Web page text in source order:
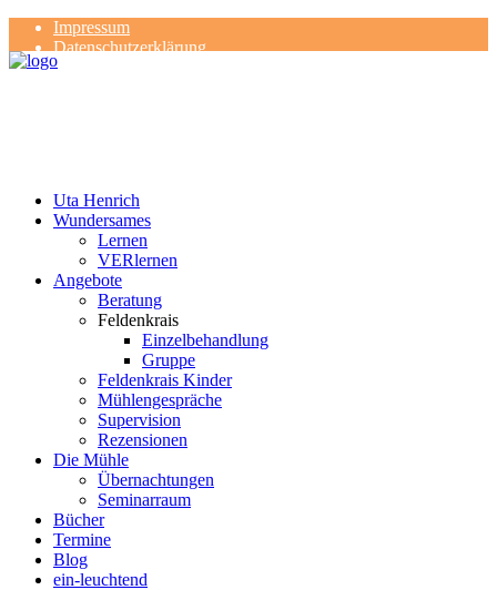
Impressum
Datenschutzerklärung
Kontakt
Uta Henrich
Wundersames
Lernen
VERlernen
Angebote
Beratung
Feldenkrais
Einzelbehandlung
Gruppe
Feldenkrais Kinder
Mühlengespräche
Supervision
Rezensionen
Die Mühle
Übernachtungen
Seminarraum
Bücher
Termine
Blog
ein-leuchtend